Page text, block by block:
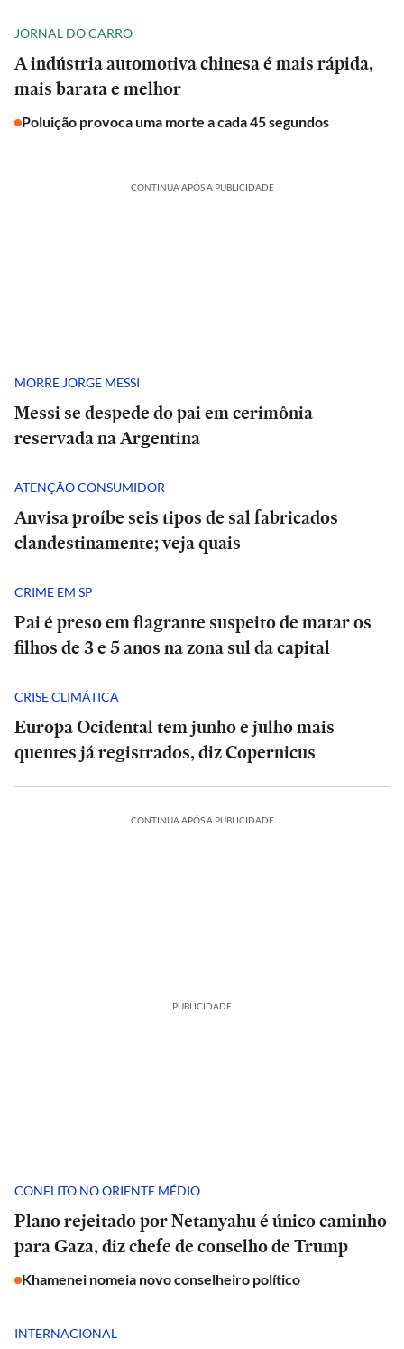
JORNAL DO CARRO
A indústria automotiva chinesa é mais rápida,
mais barata e melhor
Poluição provoca uma morte a cada 45 segundos
CONTINUA APÓS A PUBLICIDADE
MORRE JORGE MESSI
Messi se despede do pai em cerimônia
reservada na Argentina
ATENÇÃO CONSUMIDOR
Anvisa proíbe seis tipos de sal fabricados
clandestinamente; veja quais
CRIME EM SP
Pai é preso em flagrante suspeito de matar os
filhos de 3 e 5 anos na zona sul da capital
CRISE CLIMÁTICA
Europa Ocidental tem junho e julho mais
quentes já registrados, diz Copernicus
CONTINUA APÓS A PUBLICIDADE
PUBLICIDADE
CONFLITO NO ORIENTE MÉDIO
Plano rejeitado por Netanyahu é único caminho
para Gaza, diz chefe de conselho de Trump
Khamenei nomeia novo conselheiro político
INTERNACIONAL